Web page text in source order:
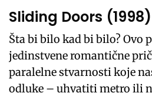
Sliding Doors (1998)
Šta bi bilo kad bi bilo? Ovo
jedinstvene romantične
paralelne stvarnosti koje
odluke – uhvatiti metro ili